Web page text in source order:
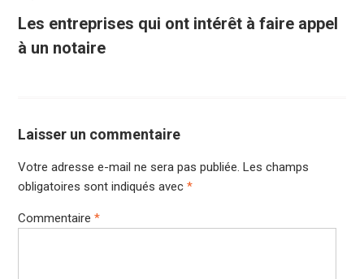
Les entreprises qui ont intérêt à faire appel
à un notaire
Laisser un commentaire
Votre adresse e-mail ne sera pas publiée. Les champs
obligatoires sont indiqués avec *
Commentaire *